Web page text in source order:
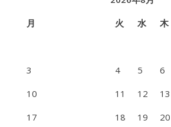
月
火 水 木
3
4 5 6
10
11 12 13
17
18 19 20